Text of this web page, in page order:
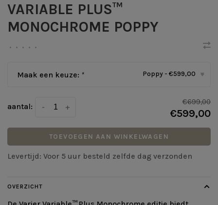
VARIABLE PLUS™
MONOCHROME POPPY
• • • • •
Maak een keuze: * Poppy - €599,00 ▾
aantal: +
-
€699,00
€599,00
TOEVOEGEN AAN WINKELWAGEN
Levertijd: Voor 5 uur besteld zelfde dag verzonden
OVERZICHT